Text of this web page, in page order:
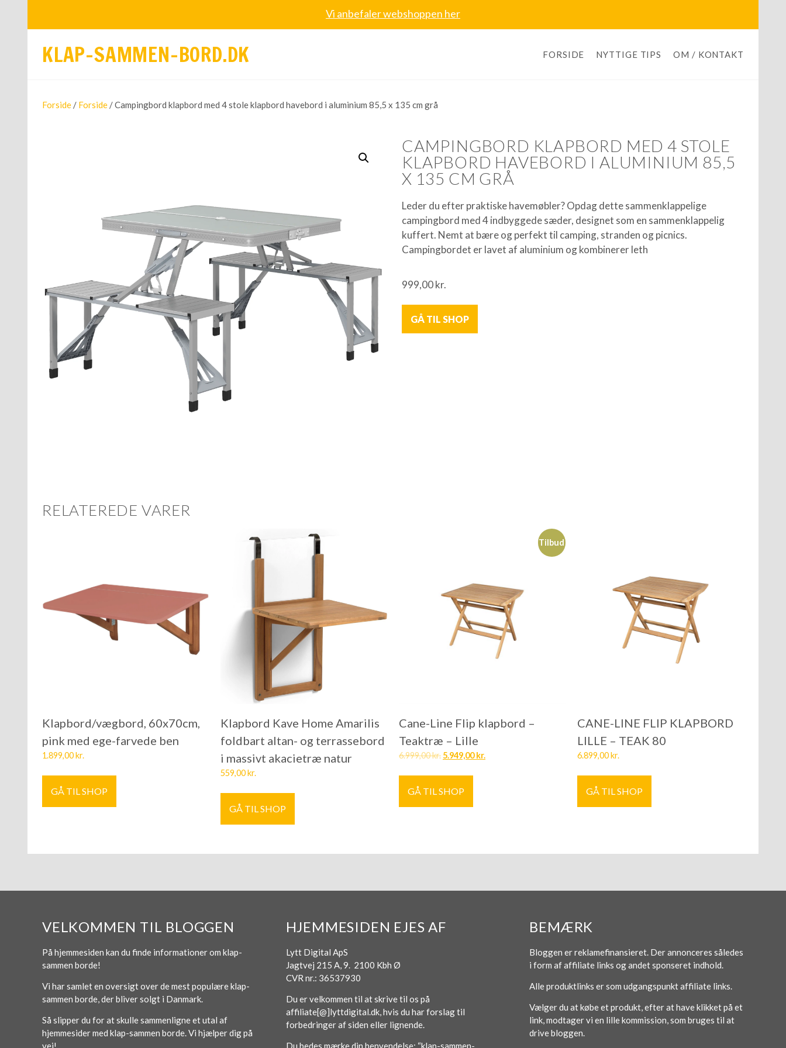
Vi anbefaler webshoppen her
KLAP-SAMMEN-BORD.DK FORSIDE NYTTIGE TIPS OM / KONTAKT
Forside / Forside / Campingbord klapbord med 4 stole klapbord havebord i aluminium 85,5 x 135 cm grå
CAMPINGBORD KLAPBORD MED 4 STOLE
KLAPBORD HAVEBORD I ALUMINIUM 85,5
X 135 CM GRÅ
Leder du efter praktiske havemøbler? Opdag dette sammenklappelige
campingbord med 4 indbyggede sæder, designet som en sammenklappelig
kuffert. Nemt at bære og perfekt til camping, stranden og picnics.
Campingbordet er lavet af aluminium og kombinerer leth
999,00kr.
GÅ TIL SHOP
RELATEREDE VARER
Klapbord/vægbord, 60x70cm,
pink med ege-farvede ben
1.899,00kr.
GÅ TIL SHOP
Klapbord Kave Home Amarilis
foldbart altan- og terrassebord
i massivt akacietræ natur
559,00kr.
GÅ TIL SHOP
Tilbud
Cane-Line Flip klapbord –
Teaktræ – Lille
6.999,00kr. 5.949,00kr.
GÅ TIL SHOP
CANE-LINE FLIP KLAPBORD
LILLE – TEAK 80
6.899,00kr.
GÅ TIL SHOP
VELKOMMEN TIL BLOGGEN
På hjemmesiden kan du finde informationer om klap-
sammen borde!
Vi har samlet en oversigt over de mest populære klap-
sammen borde, der bliver solgt i Danmark.
Så slipper du for at skulle sammenligne et utal af
hjemmesider med klap-sammen borde. Vi hjælper dig på
HJEMMESIDEN EJES AF
Lytt Digital ApS
Jagtvej 215 A, 9. 2100 Kbh Ø
CVR nr.: 36537930
Du er velkommen til at skrive til os på
affiliate[@]lyttdigital.dk, hvis du har forslag til
forbedringer af siden eller lignende.
BEMÆRK
Bloggen er reklamefinansieret. Der annonceres således
i form af affiliate links og andet sponseret indhold.
Alle produktlinks er som udgangspunkt affiliate links.
Vælger du at købe et produkt, efter at have klikket på et
link, modtager vi en lille kommission, som bruges til at
drive bloggen.